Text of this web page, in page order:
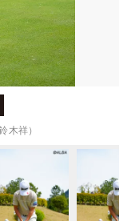
木祥）